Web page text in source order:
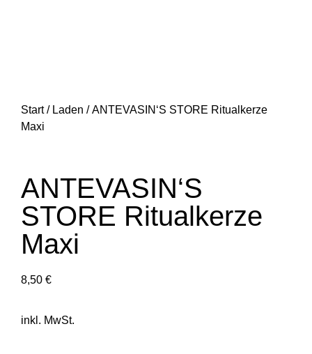
Start/ Laden / ANTEVASIN‘S STORE Ritualkerze
Maxi
ANTEVASIN‘S
STORE Ritualkerze
Maxi
8,50 €
inkl. MwSt.